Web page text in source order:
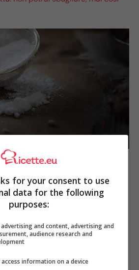
e durerà a lungo! (fonte pixabey)
for your consent to use
data for the following
purposes:
and content, advertising and
audience research and
information on a device